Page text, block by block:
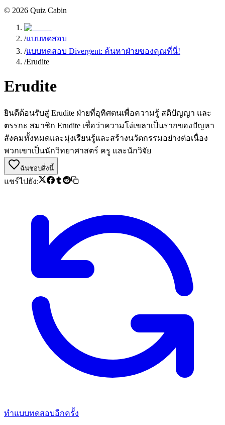
© 2026 Quiz Cabin
/แบบทดสอบ
/แบบทดสอบ Divergent: ค้นหาฝ่ายของคุณที่นี่!
/Erudite
Erudite
ยินดีต้อนรับสู่ Erudite ฝ่ายที่อุทิศตนเพื่อความรู้ สติปัญญา และ
ตรรกะ สมาชิก Erudite เชื่อว่าความโง่เขลาเป็นรากของปัญหา
สังคมทั้งหมดและมุ่งเรียนรู้และสร้างนวัตกรรมอย่างต่อเนื่อง
พวกเขาเป็นนักวิทยาศาสตร์ ครู และนักวิจัย
ฉันชอบสิ่งนี้
แชร์ไปยัง:
ทำแบบทดสอบอีกครั้ง